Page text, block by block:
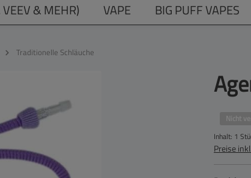
VEEV & MEHR) VAPE BIG PUFF VAPES
Traditionelle Schläuche
Nicht
Inhalt: 1
Preise